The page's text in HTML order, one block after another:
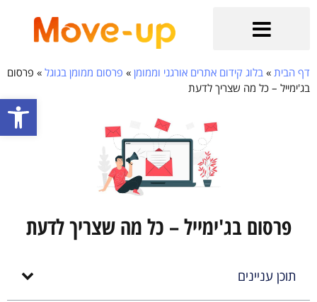
דף הבית » בלוג קידום אתרים אורגני וממומן » פרסום ממומן בגוגל » פרסום
בג'ימייל – כל מה שצריך לדעת
פרסום בג'ימייל – כל מה שצריך לדעת
תוכן עניינים
פתח